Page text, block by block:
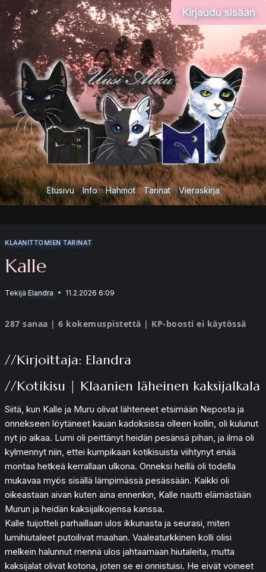
Siirry
sisältöön
Kirjaudu sisään
Etusivu Info Hahmot Tarinat Vieraskirja
KLAANITTOMIEN TARINAT
Kalle
Tekijä Elandra 11.2.2026 6:09
287 sanaa | 6 kokemuspistettä | KP-boosti ei käytössä
//Kirjoittaja: Elandra
//Kotikisu | Klaanien läheinen kaksijalkala
Siitä, kun Kalle ja Muru olivat lähteneet etsimään Neposta ja
onnekseen löytäneet kauan kadoksissa olleen kollin, oli kulunut
nyt jo aikaa. Lumi oli peittänyt heidän pesänsä pihan, ja ilma oli
kylmennyt niin, ettei kumpikaan kotikisuista viihtynyt enää
montaa hetkeä kerrallaan ulkona. Onneksi heillä oli todella
mukavaa myös sisällä lämpimässä pesässään. Kaikki oli
oikeastaan aivan kuten aina ennenkin, Kalle nautti elämästään
Murun ja heidän kaksijalkojensa kanssa.
Kalle tuijotteli parhaillaan ulos ikkunasta ja seurasi, miten
lumihiutaleet putoilivat maahan. Vaaleaturkkinen kolli olisi
melkein halunnut mennä ulos jahtaamaan hiutaleita, mutta
kaksijalat olivat kotona, joten se ei onnistuisi. He eivät voineet